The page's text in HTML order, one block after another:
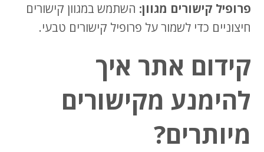
פרופיל קישורים מגוון: השתמש במגוון קישורים
חיצוניים כדי לשמור על פרופיל קישורים טבעי.
קידום אתר איך
להימנע מקישורים
מיותרים?